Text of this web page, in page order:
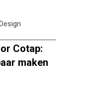
Cotap:
maken